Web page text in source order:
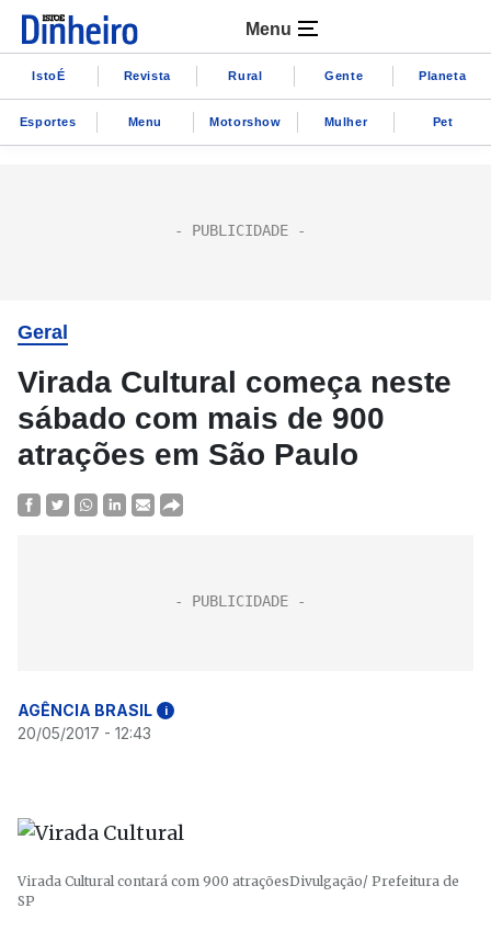
Menu
IstoÉ Revista Rural Gente Planeta
Esportes Menu Motorshow Mulher Pet
Geral
Virada Cultural começa neste
sábado com mais de 900
atrações em São Paulo
AGÊNCIA BRASIL i
20/05/2017 - 12:43
Virada Cultural contará com 900 atraçõesDivulgação/ Prefeitura de
SP